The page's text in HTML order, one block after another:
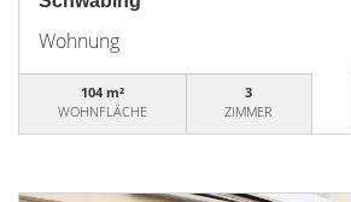
Wohnung
104 m²
WOHNFLÄCHE
3
ZIMMER